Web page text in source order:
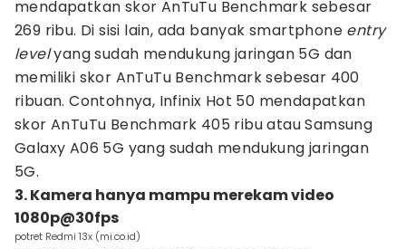
mendapatkan skor AnTuTu Benchmark sebesar
269 ribu. Di sisi lain, ada banyak smartphone entry
levelyang sudah mendukung jaringan 5G dan
memiliki skor AnTuTu Benchmark sebesar 400
ribuan. Contohnya, Infinix Hot 50 mendapatkan
skor AnTuTu Benchmark 405 ribu atau Samsung
Galaxy A06 5G yang sudah mendukung jaringan
5G.
‎3. Kamera hanya mampu merekam video
1080p@30fps
potret Redmi 13x (mi.co.id)